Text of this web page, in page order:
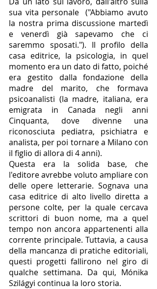
sua vita personale  ("Abbiamo avuto
la nostra prima discussione martedì
e venerdì già sapevamo che ci
saremmo sposati."). Il profilo della
casa editrice, la psicologia, in quel
momento era un dato di fatto, poiché
era gestito dalla fondazione della
madre del marito, che formava
psicoanalisti (la madre, italiana, era
emigrata in Canada negli anni
Cinquanta, dove divenne una
riconosciuta pediatra, psichiatra e
analista, per poi tornare a Milano con
il figlio di allora di 4 anni).
Questa era la solida base, che
l'editore avrebbe voluto ampliare con
delle opere letterarie. Sognava una
casa editrice di alto livello diretta a
persone colte, per la quale cercava
scrittori di buon nome, ma a quel
tempo non ancora appartenenti alla
corrente principale. Tuttavia, a causa
della mancanza di pratiche editoriali,
questi progetti fallirono nel giro di
qualche settimana. Da qui, Mónika
Szilágyi continua la loro storia.